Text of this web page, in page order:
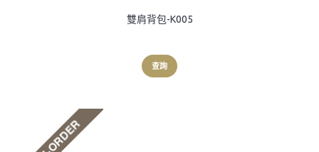
雙肩背包-K005
查詢